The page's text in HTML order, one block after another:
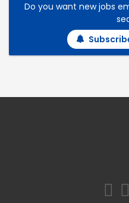
Do you want new jobs